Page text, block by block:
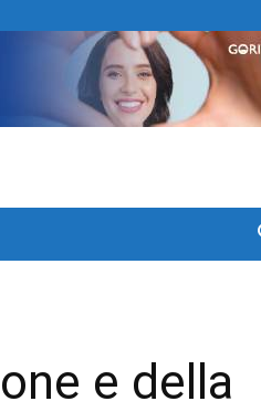
e della